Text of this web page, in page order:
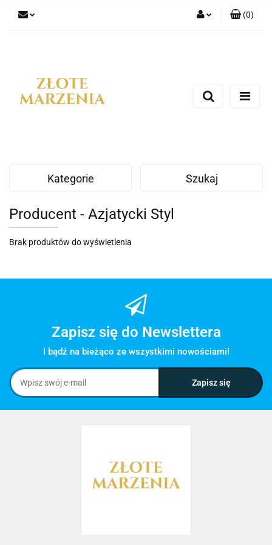
(0)
Kategorie Szukaj
Producent - Azjatycki Styl
Brak produktów do wyświetlenia
Zapisz się do Newslettera
I bądź na bieżąco ze wszystkimi nowościami!